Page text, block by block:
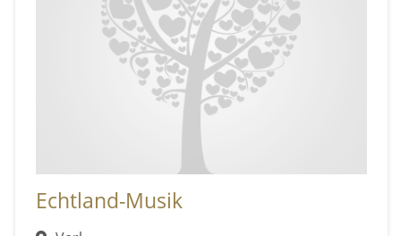
Echtland-Musik